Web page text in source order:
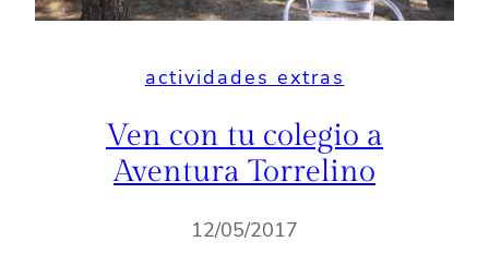
actividades extras
Ven con tu colegio a
Aventura Torrelino
12/05/2017